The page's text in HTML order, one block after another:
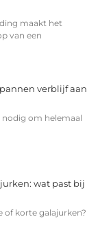
maakt het
van een
verblijf aan
nodig om helemaal
wat past bij
of korte galajurken?